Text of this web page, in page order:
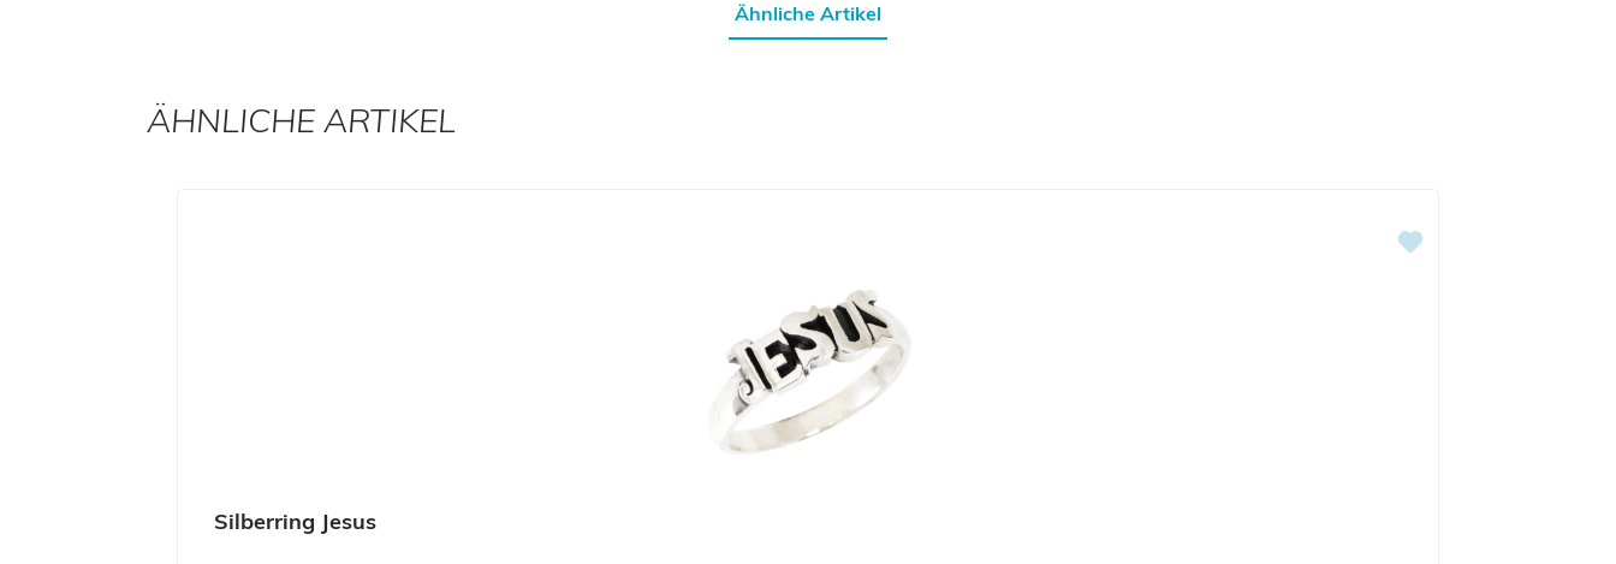
Ähnliche Artikel
ÄHNLICHE ARTIKEL
Silberring Jesus